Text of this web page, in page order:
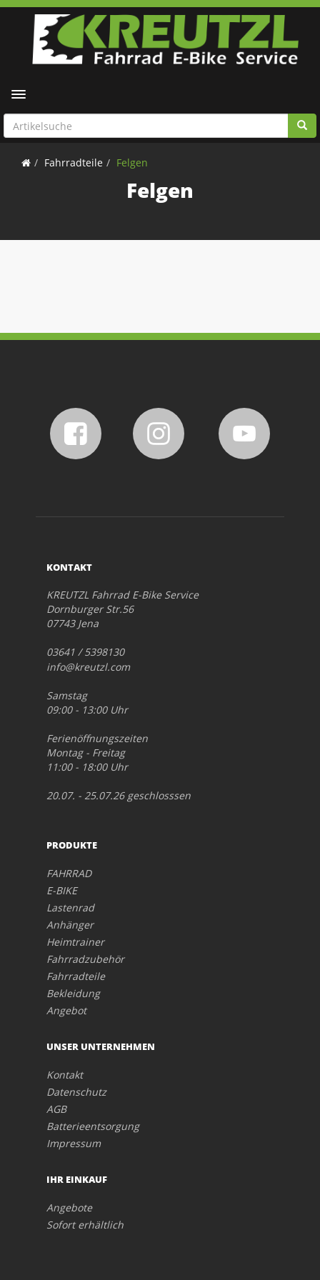
Toggle navigation
Fahrradteile Felgen
Felgen
KONTAKT
KREUTZL Fahrrad E-Bike Service
Dornburger Str.56
07743 Jena
03641 / 5398130
info@kreutzl.com
Samstag
09:00 - 13:00 Uhr
Ferienöffnungszeiten
Montag - Freitag
11:00 - 18:00 Uhr
20.07. - 25.07.26 geschlosssen
PRODUKTE
FAHRRAD
E-BIKE
Lastenrad
Anhänger
Heimtrainer
Fahrradzubehör
Fahrradteile
Bekleidung
Angebot
UNSER UNTERNEHMEN
Kontakt
Datenschutz
AGB
Batterieentsorgung
Impressum
IHR EINKAUF
Angebote
Sofort erhältlich